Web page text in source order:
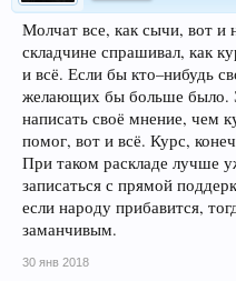
Молчат все, как сычи, вот
складчине спрашивал, как
и всё. Если бы кто–нибудь
желающих бы больше было.
написать своё мнение, чем
помог, вот и всё. Курс,
При таком раскладе лучше
записаться с прямой
если народу прибавится,
заманчивым.
30 янв 2018